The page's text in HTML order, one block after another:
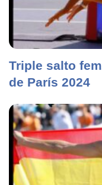
Triple salto
de París 2024